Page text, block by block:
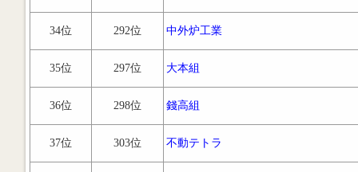
34位 292位 中外炉工業
35位 297位 大本組
36位 298位 錢高組
37位 303位 不動テトラ